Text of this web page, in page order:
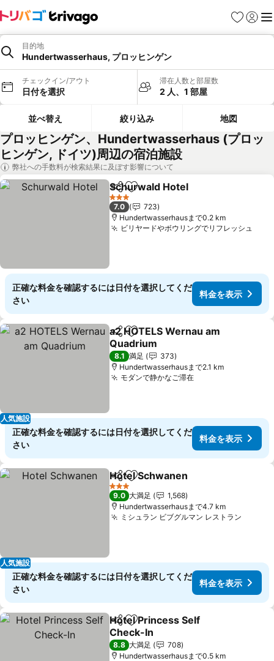
お気に入り
ログイ
メ
目的地
Hundertwasserhaus, プロッヒンゲン
チェックイン/アウト
日付を選択
滞在人数と部屋数
2 人、1 部屋
並べ替え 絞り込み 地図
プロッヒンゲン、Hundertwasserhaus (プロッ
ヒンゲン, ドイツ)周辺の宿泊施設
弊社への手数料が検索結果に及ぼす影響について
シェアお気に入りに追加
Schurwald Hotel
3 ホテルのランク
7.0
723
Hundertwasserhausまで0.2 km
ビリヤードやボウリングでリフレッシュ
正確な料金を確認するには日付を選択してくだ
さい
料金を表示
人気施設
シェアお気に入りに追加
a2 HOTELS Wernau am
Quadrium
料金を表示
8.1 満足
373
Hundertwasserhausまで2.1 km
モダンで静かなご滞在料金を表示
正確な料金を確認するには日付を選択してくだ
さい
料金を表示
人気施設
シェアお気に入りに追加
Hotel Schwanen
3 ホテルのランク
9.0 大満足
1,568
Hundertwasserhausまで4.7 km
ミシュラン ビブグルマン レストラン
正確な料金を確認するには日付を選択してくだ
さい
料金を表示
シェアお気に入りに追加
Hotel Princess Self
Check-In
料金を表示
8.8 大満足
708
Hundertwasserhausまで0.5 km